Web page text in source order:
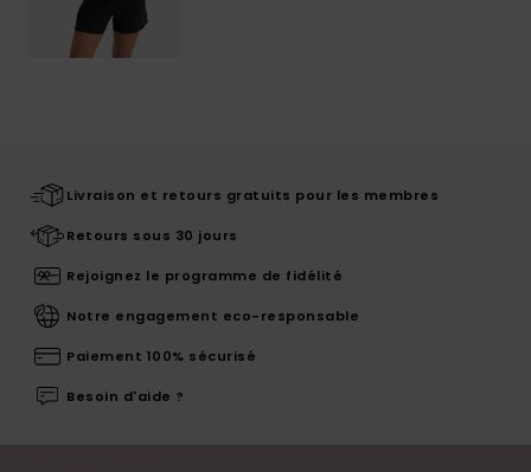
Livraison et retours gratuits pour les membres
Retours sous 30 jours
Rejoignez le programme de fidélité
Notre engagement eco-responsable
Paiement 100% sécurisé
Besoin d'aide ?